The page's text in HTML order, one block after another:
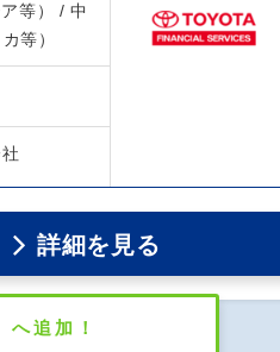
等） / 中
等）
詳細を見る
追加！